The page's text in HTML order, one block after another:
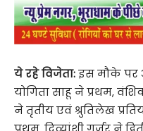
ये रहे विजेता:इस मौके पर
योगिता साहू ने प्रथम,
ने तृतीय एवं श्रुतिलेख